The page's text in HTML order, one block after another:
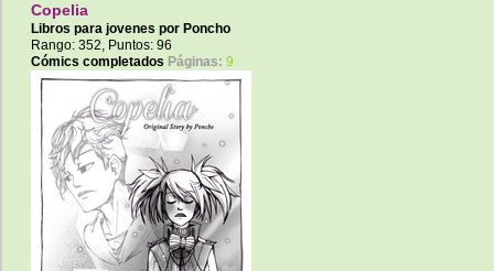
Copelia
Libros para jovenes por Poncho
Rango: 352, Puntos: 96
Cómics completados Páginas: 9